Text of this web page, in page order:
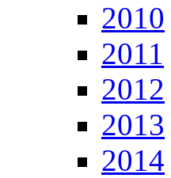
2010
2011
2012
2013
2014